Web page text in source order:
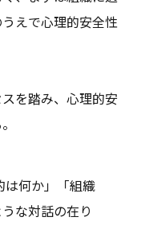
えで心理的安全性
を踏み、心理的安
何か」「組織
な対話の在り